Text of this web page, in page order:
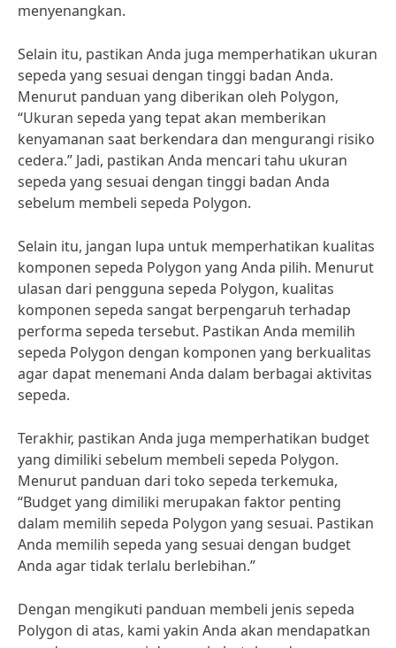
menyenangkan.
Selain itu, pastikan Anda juga memperhatikan ukuran
sepeda yang sesuai dengan tinggi badan Anda.
Menurut panduan yang diberikan oleh Polygon,
“Ukuran sepeda yang tepat akan memberikan
kenyamanan saat berkendara dan mengurangi risiko
cedera.” Jadi, pastikan Anda mencari tahu ukuran
sepeda yang sesuai dengan tinggi badan Anda
sebelum membeli sepeda Polygon.
Selain itu, jangan lupa untuk memperhatikan kualitas
komponen sepeda Polygon yang Anda pilih. Menurut
ulasan dari pengguna sepeda Polygon, kualitas
komponen sepeda sangat berpengaruh terhadap
performa sepeda tersebut. Pastikan Anda memilih
sepeda Polygon dengan komponen yang berkualitas
agar dapat menemani Anda dalam berbagai aktivitas
sepeda.
Terakhir, pastikan Anda juga memperhatikan budget
yang dimiliki sebelum membeli sepeda Polygon.
Menurut panduan dari toko sepeda terkemuka,
“Budget yang dimiliki merupakan faktor penting
dalam memilih sepeda Polygon yang sesuai. Pastikan
Anda memilih sepeda yang sesuai dengan budget
Anda agar tidak terlalu berlebihan.”
Dengan mengikuti panduan membeli jenis sepeda
Polygon di atas, kami yakin Anda akan mendapatkan